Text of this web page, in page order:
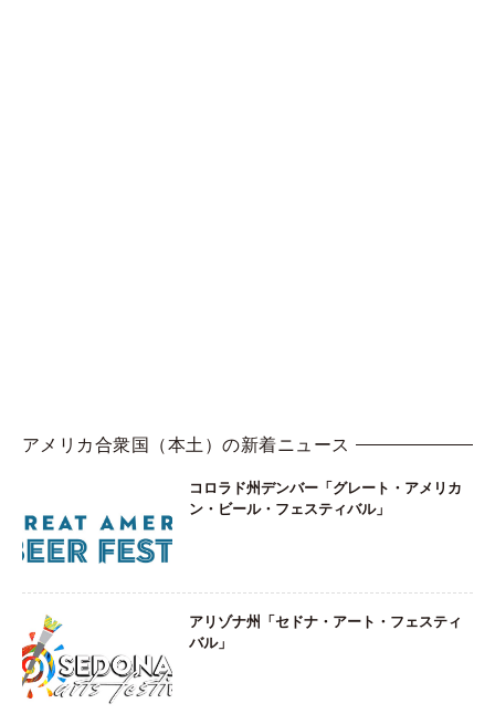
アメリカ合衆国（本土）の新着ニュース
コロラド州デンバー「グレート・アメリカ
ン・ビール・フェスティバル」
アリゾナ州「セドナ・アート・フェスティ
バル」